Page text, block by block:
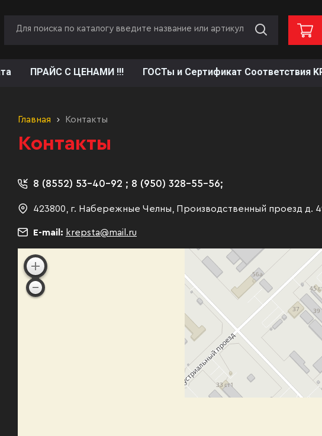
ПРАЙС С ЦЕНАМИ !!! ГОСТы и Сертификат Соответствия
Главная Контакты
Контакты
8 (8552) 53-40-92 ; 8 (950) 328-55-56;
423800, г. Набережные Челны, Производственный проезд
E-mail: krepsta@mail.ru